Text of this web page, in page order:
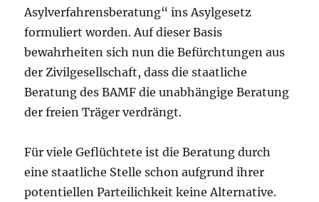
Asylverfahrensberatung“ ins Asylgesetz
formuliert worden. Auf dieser Basis
bewahrheiten sich nun die Befürchtungen aus
der Zivilgesellschaft, dass die staatliche
Beratung des BAMF die unabhängige Beratung
der freien Träger verdrängt.
Für viele Geflüchtete ist die Beratung durch
eine staatliche Stelle schon aufgrund ihrer
potentiellen Parteilichkeit keine Alternative.